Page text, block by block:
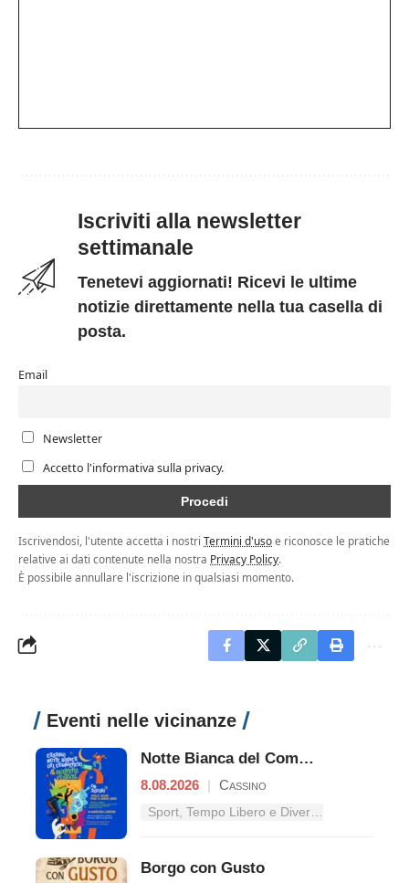
Iscriviti alla newsletter
settimanale
Tenetevi aggiornati! Ricevi le ultime
notizie direttamente nella tua casella di
posta.
Email
Newsletter
Accetto l'informativa sulla privacy.
Iscrivendosi, l'utente accetta i nostri Termini d'usoe riconosce le pratiche
relative ai dati contenute nella nostra Privacy Policy.
È possibile annullare l'iscrizione in qualsiasi momento.
Eventi nelle vicinanze
Notte Bianca del Commercio
8.08.2026 | Cassino
Borgo con Gusto